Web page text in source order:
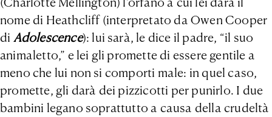
nome di Heathcliff (interpretato da Owen Cooper
di Adolescence): lui sarà, le dice il padre, “il suo
animaletto,” e lei gli promette di essere gentile a
meno che lui non si comporti male: in quel caso,
promette, gli darà dei pizzicotti per punirlo. I due
bambini legano soprattutto a causa della crudeltà